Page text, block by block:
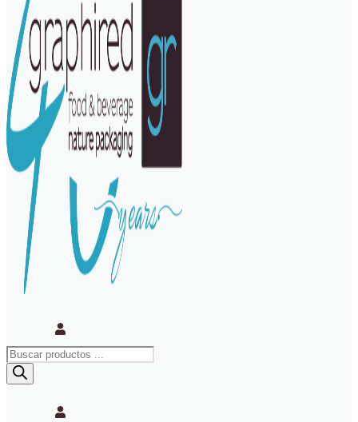
Búsqueda
de
productos